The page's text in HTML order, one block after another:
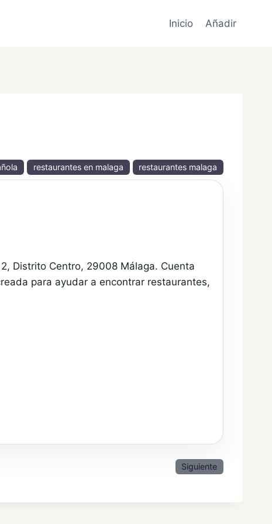
Inicio Añadir
restaurantes en malaga restaurantes malaga
Distrito Centro, 29008 Málaga. Cuenta
para ayudar a encontrar restaurantes,
Siguiente